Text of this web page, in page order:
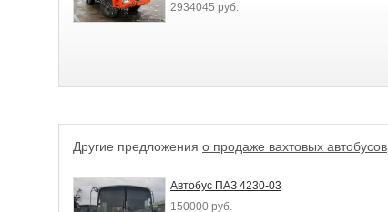
2934045 руб.
Другие предложения о продаже вахтовых автобусов
Автобус ПАЗ 4230-03
150000 руб.